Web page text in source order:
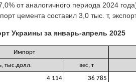
от аналогичного периода 2024
цемента составил 3,0 тыс. т, экспорт
Украины за январь-апрель 2025
Импорт
тыс.долл.
вес, т
4 114 36 785